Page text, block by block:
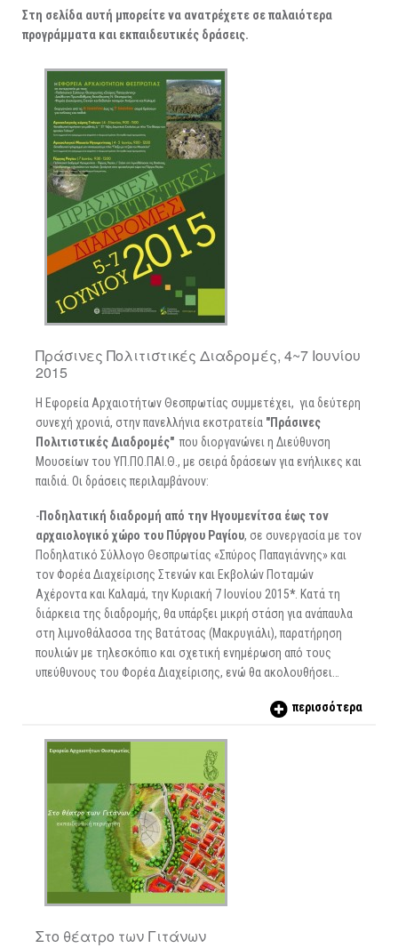
ΑΡΧΑΙΟΛΟΓΙΚΟΙ ΧΩΡΟΙ
Στη σελίδα αυτή μπορείτε να ανατρέχετε σε παλαιότερα
προγράμματα και εκπαιδευτικές δράσεις.
Πράσινες Πολιτιστικές Διαδρομές, 4~7 Ιουνίου
2015
Η Εφορεία Αρχαιοτήτων Θεσπρωτίας συμμετέχει, για δεύτερη
συνεχή χρονιά, στην πανελλήνια εκστρατεία "Πράσινες
Πολιτιστικές Διαδρομές" που διοργανώνει η Διεύθυνση
Μουσείων του ΥΠ.ΠΟ.ΠΑΙ.Θ., με σειρά δράσεων για ενήλικες και
παιδιά. Οι δράσεις περιλαμβάνουν:
-Ποδηλατική διαδρομή από την Ηγουμενίτσα έως τον
αρχαιολογικό χώρο του Πύργου Ραγίου, σε συνεργασία με τον
Ποδηλατικό Σύλλογο Θεσπρωτίας «Σπύρος Παπαγιάννης» και
τον Φορέα Διαχείρισης Στενών και Εκβολών Ποταμών
Αχέροντα και Καλαμά, την Κυριακή 7 Ιουνίου 2015*. Κατά τη
διάρκεια της διαδρομής, θα υπάρξει μικρή στάση για ανάπαυλα
στη λιμνοθάλασσα της Βατάτσας (Μακρυγιάλι), παρατήρηση
πουλιών με τηλεσκόπιο και σχετική ενημέρωση από τους
υπεύθυνους του Φορέα Διαχείρισης, ενώ θα ακολουθήσει…
περισσότερα
Στο θέατρο των Γιτάνων